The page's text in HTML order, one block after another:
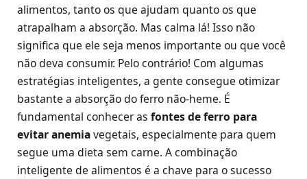
alimentos, tanto os que ajudam quanto os que
atrapalham a absorção. Mas calma lá! Isso não
significa que ele seja menos importante ou que você
não deva consumir. Pelo contrário! Com algumas
estratégias inteligentes, a gente consegue otimizar
bastante a absorção do ferro não-heme. É
fundamental conhecer as fontes de ferro para
evitar anemiavegetais, especialmente para quem
segue uma dieta sem carne. A combinação
inteligente de alimentos é a chave para o sucesso